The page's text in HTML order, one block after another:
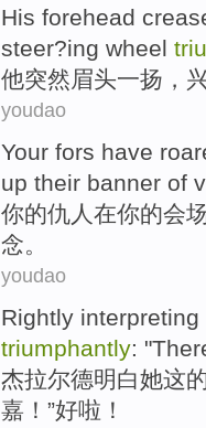
His forehead
steer?ing wheel
他突然眉头一扬，
youdao
Your fors have
up their banner of
你的仇人 在你的会
念。
youdao
Rightly interpreting
triumphantly:
杰拉尔德明白她这
嘉 ！”好啦！